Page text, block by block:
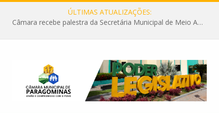
ÚLTIMAS ATUALIZAÇÕES:
Câmara recebe palestra da Secretária Municipal de Meio Ambiente sobre as ações da “SEMANA DO MEIO AMBIENTE”